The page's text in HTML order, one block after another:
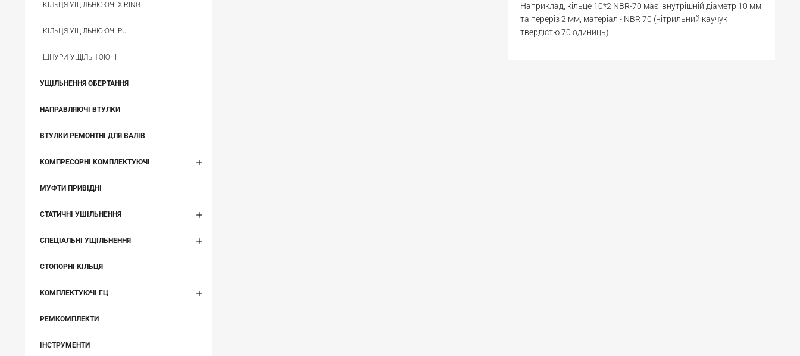
КІЛЬЦЯ УЩІЛЬНЮЮЧІ X-RING
КІЛЬЦЯ УЩІЛЬНЮЮЧІ PU
ШНУРИ УЩІЛЬНЮЮЧІ
УЩІЛЬНЕННЯ ОБЕРТАННЯ
НАПРАВЛЯЮЧІ ВТУЛКИ
ВТУЛКИ РЕМОНТНІ ДЛЯ ВАЛІВ
КОМПРЕСОРНІ КОМПЛЕКТУЮЧІ
МУФТИ ПРИВІДНІ
СТАТИЧНІ УШІЛЬНЕННЯ
СПЕЦІАЛЬНІ УЩІЛЬНЕННЯ
СТОПОРНІ КІЛЬЦЯ
КОМПЛЕКТУЮЧІ ГЦ
РЕМКОМПЛЕКТИ
ІНСТРУМЕНТИ
Наприклад, кільце 10*2 NBR-70 має внутрішній діаметр 10 мм
та переріз 2 мм, матеріал - NBR 70 (нітрильний каучук
твердістю 70 одиниць).